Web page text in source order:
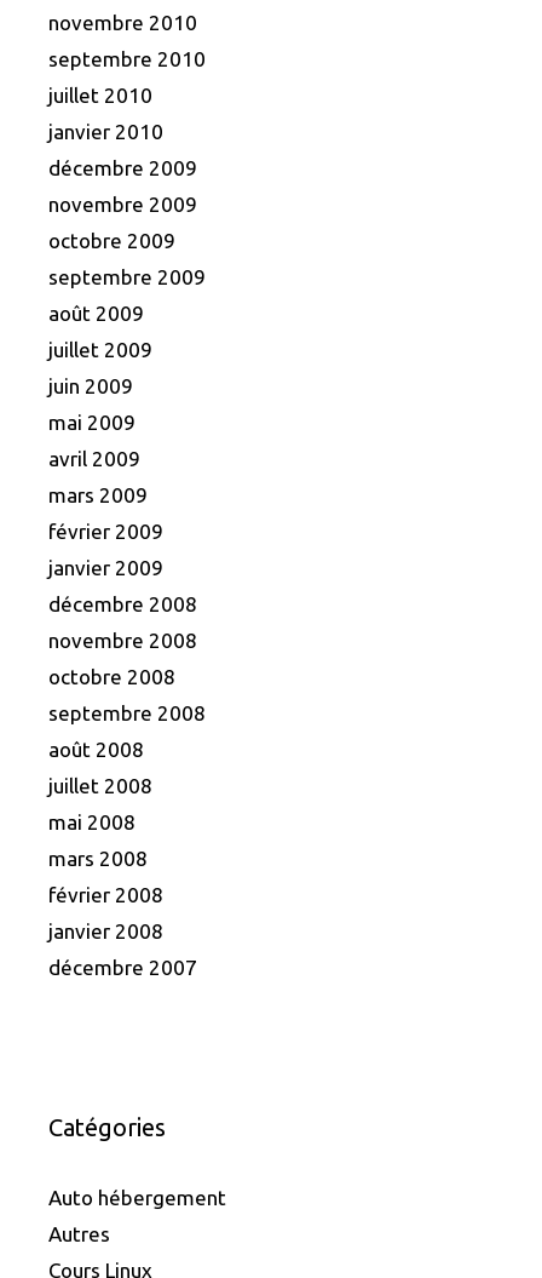
novembre 2010
septembre 2010
juillet 2010
janvier 2010
décembre 2009
novembre 2009
octobre 2009
septembre 2009
août 2009
juillet 2009
juin 2009
mai 2009
avril 2009
mars 2009
février 2009
janvier 2009
décembre 2008
novembre 2008
octobre 2008
septembre 2008
août 2008
juillet 2008
mai 2008
mars 2008
février 2008
janvier 2008
décembre 2007
Catégories
Auto hébergement
Autres
Cours Linux